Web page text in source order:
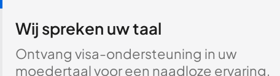
Wij spreken uw taal
Ontvang visa-ondersteuning in uw
moedertaal voor een naadloze ervaring.